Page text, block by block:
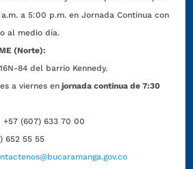
5:00 p.m. en Jornada Continua con
al medio día.
(Norte):
84 del barrio Kennedy.
a viernes en jornada continua de 7:30
+57 (607) 633 70 00
652 55 55